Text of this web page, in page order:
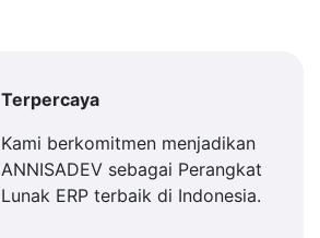
Terpercaya
Kami berkomitmen menjadikan
ANNISADEV sebagai Perangkat
Lunak ERP terbaik di Indonesia.